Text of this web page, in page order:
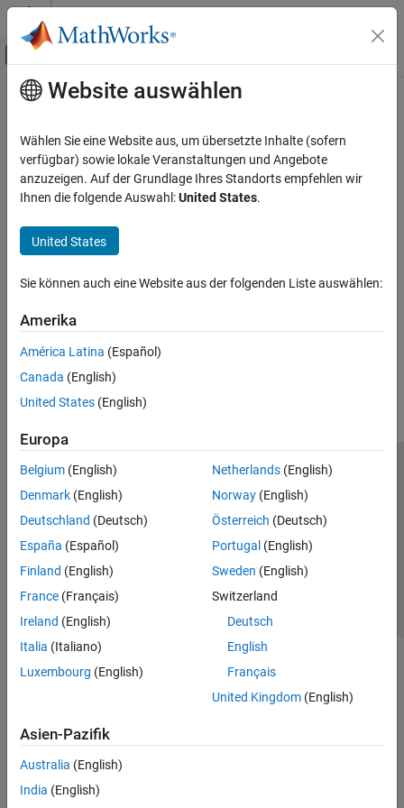
Weiter zum Inhalt
Umschaltung für Off-Canvas-
Startseite der Dokumentation
Hauptinhalt
How useful was this information?
Website auswählen
Wählen Sie eine Website aus, um übersetzte Inhalte (sofern
verfügbar) sowie lokale Veranstaltungen und Angebote
anzuzeigen. Auf der Grundlage Ihres Standorts empfehlen wir
Ihnen die folgende Auswahl:United States.
United States
Sie können auch eine Website aus der folgenden Liste auswählen:
Amerika
América Latina (Español)
Canada (English)
United States (English)
Europa
Belgium (English)
Denmark (English)
Deutschland (Deutsch)
España (Español)
Finland (English)
France (Français)
Ireland (English)
Italia (Italiano)
Luxembourg (English)
Netherlands(English)
Norway(English)
Österreich (Deutsch)
Portugal (English)
Sweden (English)
Switzerland
Deutsch
English
Français
United Kingdom(English)
Asien-Pazifik
Australia (English)
India (English)
Trust Center
Datenschutz-Richtlinien
Datendiebstahl verhindern
Status von Anwendungen
© 1994-2026 The MathWorks, Inc.
Website auswählen
Deutschland